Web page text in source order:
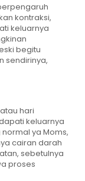
kontraksi,
keluarnya
begitu
sendirinya,
hari
keluarnya
ya Moms,
cairan darah
sebetulnya
proses